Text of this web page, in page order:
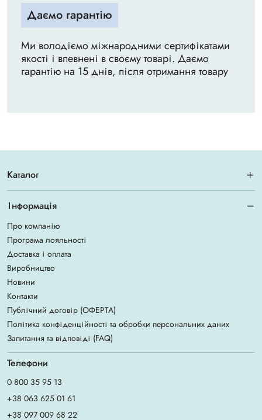
Даємо гарантію
Ми володіємо міжнародними сертифікатами
якості і впевнені в своєму товарі. Даємо
гарантію на 15 днів, після отримання товару
Каталог
Інформація
Про компанію
Програма лояльності
Доставка і оплата
Виробництво
Новини
Контакти
Публічний договір (ОФЕРТА)
Політика конфіденційності та обробки персональних даних
Запитання та відповіді (FAQ)
Телефони
0 800 35 95 13
+38 063 625 01 61
+38 097 009 68 22